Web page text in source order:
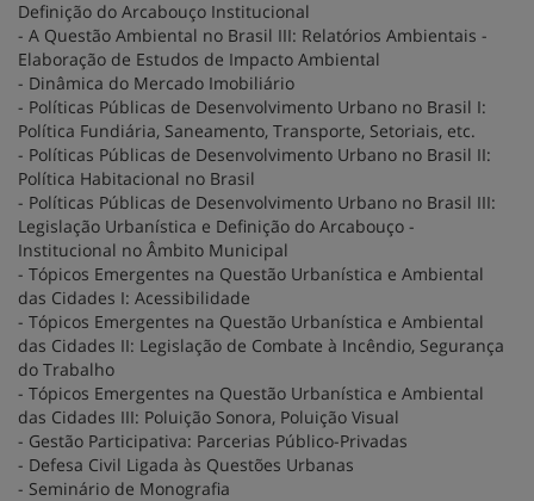
Definição do Arcabouço Institucional
- A Questão Ambiental no Brasil III: Relatórios Ambientais -
Elaboração de Estudos de Impacto Ambiental
- Dinâmica do Mercado Imobiliário
- Políticas Públicas de Desenvolvimento Urbano no Brasil I:
Política Fundiária, Saneamento, Transporte, Setoriais, etc.
- Políticas Públicas de Desenvolvimento Urbano no Brasil II:
Política Habitacional no Brasil
- Políticas Públicas de Desenvolvimento Urbano no Brasil III:
Legislação Urbanística e Definição do Arcabouço -
Institucional no Âmbito Municipal
- Tópicos Emergentes na Questão Urbanística e Ambiental
das Cidades I: Acessibilidade
- Tópicos Emergentes na Questão Urbanística e Ambiental
das Cidades II: Legislação de Combate à Incêndio, Segurança
do Trabalho
- Tópicos Emergentes na Questão Urbanística e Ambiental
das Cidades III: Poluição Sonora, Poluição Visual
- Gestão Participativa: Parcerias Público-Privadas
- Defesa Civil Ligada às Questões Urbanas
- Seminário de Monografia